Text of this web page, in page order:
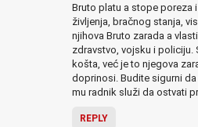
Bruto platu a stope poreza
življenja, bračnog stanja,
njihova Bruto zarada a
zdravstvo, vojsku i policiju.
košta, već je to njegova
doprinosi. Budite sigurni
mu radnik služi da ostvati
REPLY